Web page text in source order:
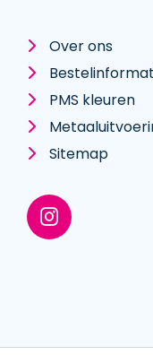
Over ons
PMS kleuren
Sitemap